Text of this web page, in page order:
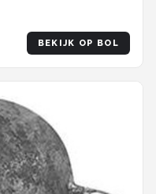
BEKIJK OP BOL